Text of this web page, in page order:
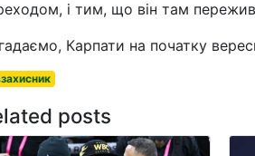
і тим, що він там
Карпати на початку
posts